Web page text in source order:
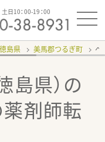
日10：00-19：00
徳島県 美馬郡つるぎ町 ヘ
島県）の
剤師転